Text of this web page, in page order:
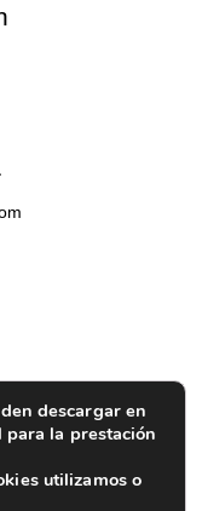
|Política de
descargar en
la prestación
utilizamos o